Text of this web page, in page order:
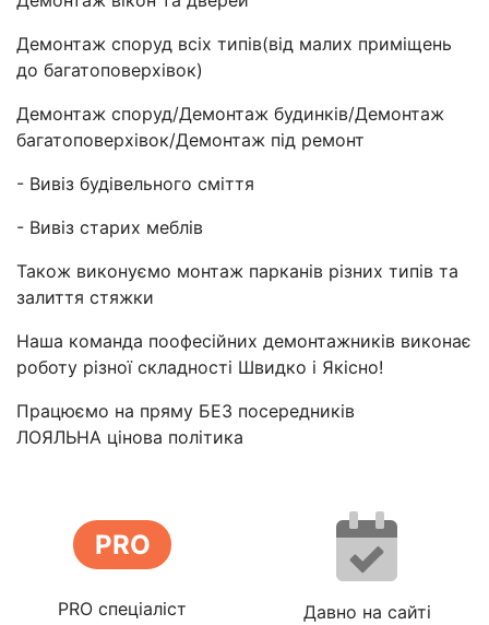
Демонтаж споруд всіх типів(від малих приміщень
до багатоповерхівок)
Демонтаж споруд/Демонтаж будинків/Демонтаж
багатоповерхівок/Демонтаж під ремонт
- Вивіз будівельного сміття
- Вивіз старих меблів
Також виконуємо монтаж парканів різних типів та
залиття стяжки
Наша команда поофесійних демонтажників виконає
роботу різної складності Швидко і Якісно!
Працюємо на пряму БЕЗ посередників
ЛОЯЛЬНА цінова політика
PRO
PRO спеціаліст Давно на сайті